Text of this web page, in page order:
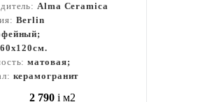
Alma Ceramica
Berlin
60x120см.
матовая;
керамогранит
2 790 i м2